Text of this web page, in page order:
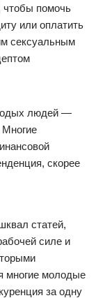
чтобы помочь
или оплатить
сексуальным
людей —
Многие
скорее
статей,
силе и
многие молодые
за одну